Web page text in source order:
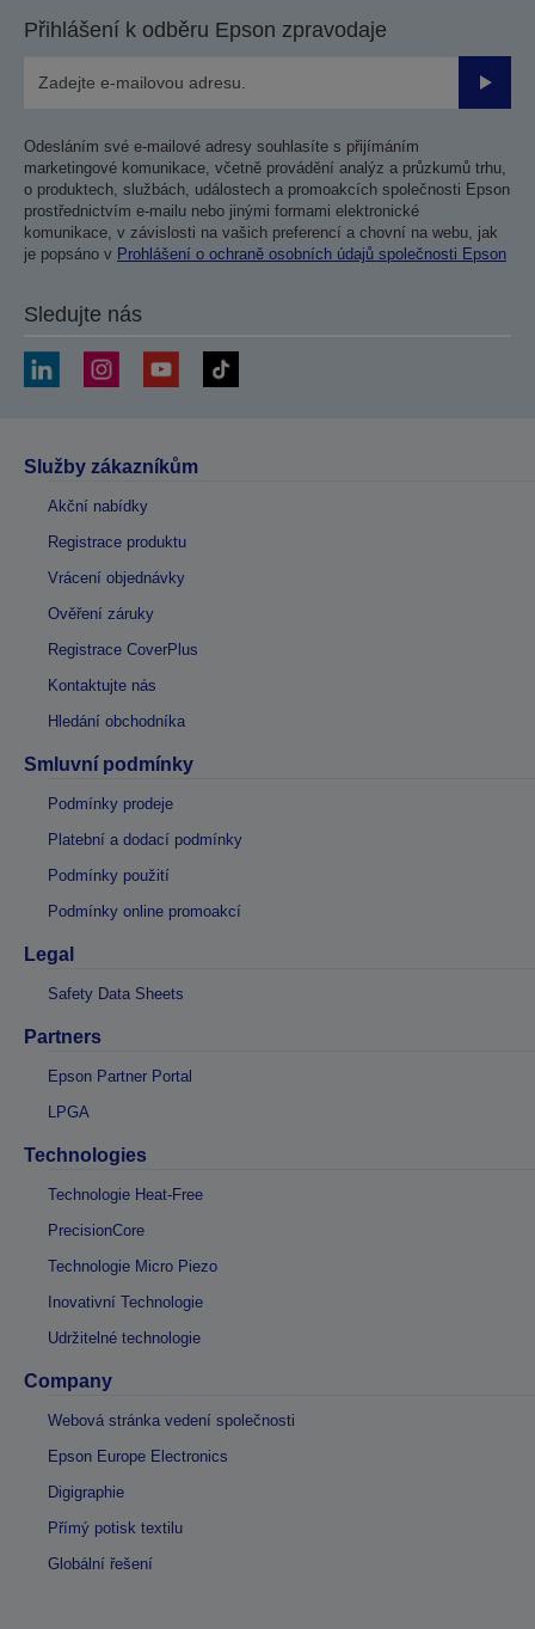
Přihlášení k odběru Epson zpravodaje
Odesláním své e-mailové adresy souhlasíte s přijímáním
marketingové komunikace, včetně provádění analýz a průzkumů trhu,
o produktech, službách, událostech a promoakcích společnosti Epson
prostřednictvím e-mailu nebo jinými formami elektronické
komunikace, v závislosti na vašich preferencí a chovní na webu, jak
je popsáno v Prohlášení o ochraně osobních údajů společnosti Epson
Sledujte nás
Služby zákazníkům
Akční nabídky
Registrace produktu
Vrácení objednávky
Ověření záruky
Registrace CoverPlus
Kontaktujte nás
Hledání obchodníka
Smluvní podmínky
Podmínky prodeje
Platební a dodací podmínky
Podmínky použití
Podmínky online promoakcí
Legal
Safety Data Sheets
Partners
Epson Partner Portal
LPGA
Technologies
Technologie Heat-Free
PrecisionCore
Technologie Micro Piezo
Inovativní Technologie
Udržitelné technologie
Company
Webová stránka vedení společnosti
Epson Europe Electronics
Digigraphie
Přímý potisk textilu
Globální řešení